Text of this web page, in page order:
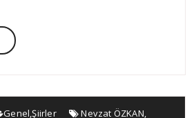
Genel,Şiirler Nevzat ÖZKAN,